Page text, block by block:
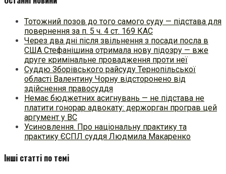
Тотожний позов до того самого суду — підстава для
повернення за п. 5 ч. 4 ст. 169 КАС
Через два дні після звільнення з посади посла в
США Стефанішина отримала нову підозру — вже
друге кримінальне провадження проти неї
Суддю Зборівського райсуду Тернопільської
області Валентину Чорну відсторонено від
здійснення правосуддя
Немає бюджетних асигнувань — не підстава не
платити гонорар адвокату: держорган програв цей
аргумент у ВС
Усиновлення. Про національну практику та
практику ЄСПЛ суддя Людмила Макаренко
Інші статті по темі